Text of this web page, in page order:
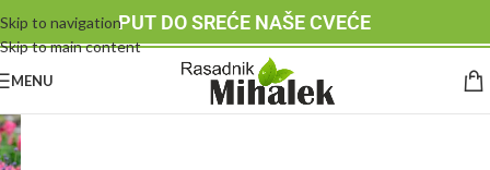
Skip to navigation
Skip to main content
PUT DO SREĆE NAŠE CVEĆE
MENU
RASADNIK
MIHALEK